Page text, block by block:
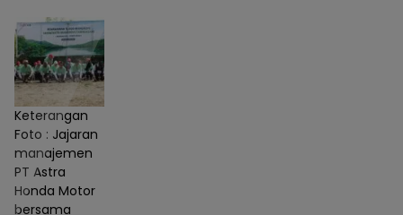
Keterangan
Foto : Jajaran
manajemen
PT Astra
Honda Motor
bersama